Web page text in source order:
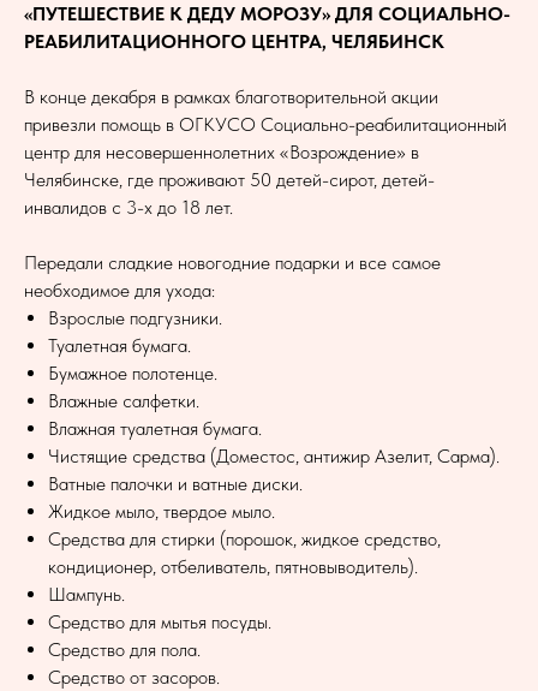
«ПУТЕШЕСТВИЕ К ДЕДУ МОРОЗУ» ДЛЯ СОЦИАЛЬНО-
РЕАБИЛИТАЦИОННОГО ЦЕНТРА, ЧЕЛЯБИНСК
В конце декабря в рамках благотворительной акции
привезли помощь в ОГКУСО Социально-реабилитационный
центр для несовершеннолетних «Возрождение» в
Челябинске, где проживают 50 детей-сирот, детей-
инвалидов с 3-х до 18 лет.
Передали сладкие новогодние подарки и все самое
необходимое для ухода:
Взрослые подгузники.
Туалетная бумага.
Бумажное полотенце.
Влажные салфетки.
Влажная туалетная бумага.
Чистящие средства (Доместос, антижир Азелит, Сарма).
Ватные палочки и ватные диски.
Жидкое мыло, твердое мыло.
Средства для стирки (порошок, жидкое средство,
кондиционер, отбеливатель, пятновыводитель).
Шампунь.
Средство для мытья посуды.
Средство для пола.
Средство от засоров.